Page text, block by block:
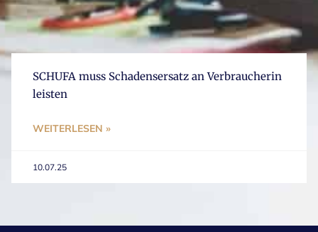
SCHUFA muss Schadensersatz an Verbraucherin
leisten
WEITERLESEN »
10.07.25